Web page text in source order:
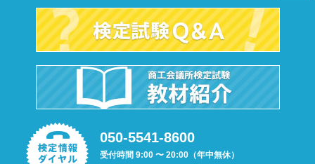
050-5541-8600
受付時間 9:00 〜 20:00（年中無休）